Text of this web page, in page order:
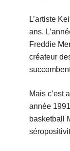
L’artiste
ans.
Freddie
créateur
Mais c’est
année
basketball